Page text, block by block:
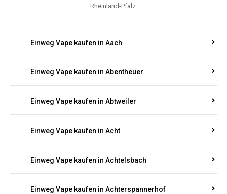
Rheinland-Pfalz.
Einweg Vape kaufen in Aach
Einweg Vape kaufen in Abentheuer
Einweg Vape kaufen in Abtweiler
Einweg Vape kaufen in Acht
Einweg Vape kaufen in Achtelsbach
Einweg Vape kaufen in Achterspannerhof